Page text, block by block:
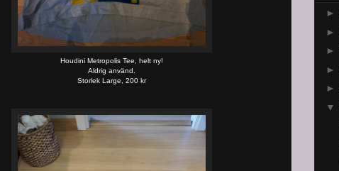
Houdini Metropolis Tee, helt ny!
Aldrig använd.
Storlek Large, 200 kr
►
►
►
►
►
▼